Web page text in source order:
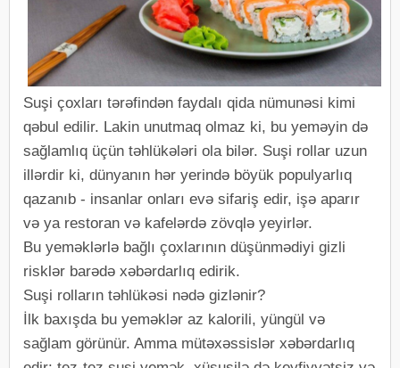
Suşi çoxları tərəfindən faydalı qida nümunəsi kimi
qəbul edilir. Lakin unutmaq olmaz ki, bu yeməyin də
sağlamlıq üçün təhlükələri ola bilər. Suşi rollar uzun
illərdir ki, dünyanın hər yerində böyük populyarlıq
qazanıb - insanlar onları evə sifariş edir, işə aparır
və ya restoran və kafelərdə zövqlə yeyirlər.
Bu yeməklərlə bağlı çoxlarının düşünmədiyi gizli
risklər barədə xəbərdarlıq edirik.
Suşi rolların təhlükəsi nədə gizlənir?
İlk baxışda bu yeməklər az kalorili, yüngül və
sağlam görünür. Amma mütəxəssislər xəbərdarlıq